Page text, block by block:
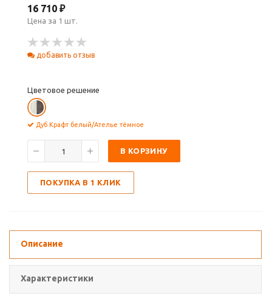
16 710 ₽
Цена за 1 шт.
добавить отзыв
Цветовое решение
Дуб Крафт белый/Ателье тёмное
В КОРЗИНУ
ПОКУПКА В 1 КЛИК
Описание
Характеристики